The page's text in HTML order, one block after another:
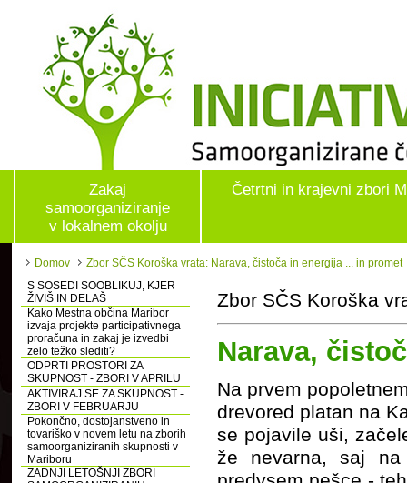
Zakaj
samoorganiziranje
v lokalnem okolju
Četrtni in krajevni zbori
Domov
Zbor SČS Koroška vrata: Narava, čistoča in energija ... in promet
S SOSEDI SOOBLIKUJ, KJER
ŽIVIŠ IN DELAŠ
Kako Mestna občina Maribor
izvaja projekte participativnega
proračuna in zakaj je izvedbi
zelo težko slediti?
ODPRTI PROSTORI ZA
SKUPNOST - ZBORI V APRILU
AKTIVIRAJ SE ZA SKUPNOST -
ZBORI V FEBRUARJU
Pokončno, dostojanstveno in
tovariško v novem letu na zborih
samoorganiziranih skupnosti v
Mariboru
ZADNJI LETOŠNJI ZBORI
Zbor SČS Koroška
Narava,
Na prvem
drevored platan na
se pojavile uši,
že nevarna, saj